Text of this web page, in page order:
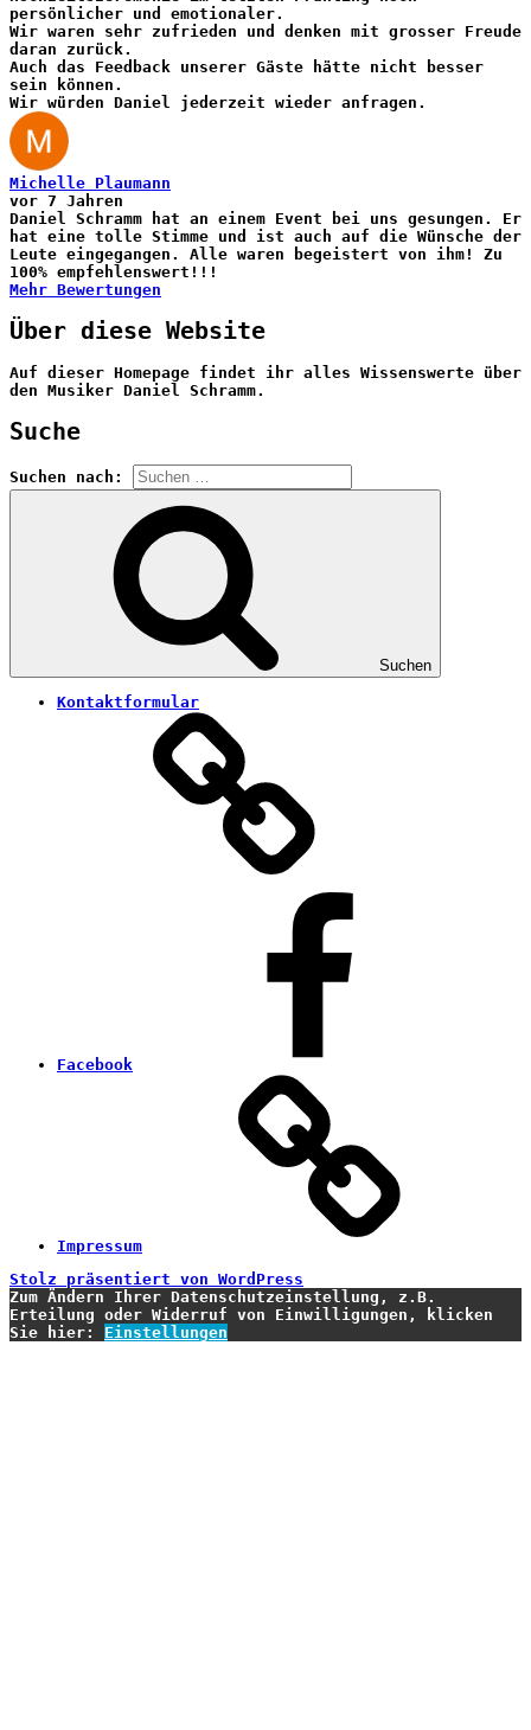
persönlicher und emotionaler.
Wir waren sehr zufrieden und denken mit grosser Freude
daran zurück.
Auch das Feedback unserer Gäste hätte nicht besser
sein können.
Wir würden Daniel jederzeit wieder anfragen.
Michelle Plaumann
vor 7 Jahren
Daniel Schramm hat an einem Event bei uns gesungen. Er
hat eine tolle Stimme und ist auch auf die Wünsche der
Leute eingegangen. Alle waren begeistert von ihm! Zu
100% empfehlenswert!!!
Mehr Bewertungen
Über diese Website
Auf dieser Homepage findet ihr alles Wissenswerte über
den Musiker Daniel Schramm.
Suche
Suchen nach:
Suchen
Kontaktformular
Facebook
Impressum
Stolz präsentiert von WordPress
Zum Ändern Ihrer Datenschutzeinstellung, z.B.
Erteilung oder Widerruf von Einwilligungen, klicken
Sie hier: Einstellungen